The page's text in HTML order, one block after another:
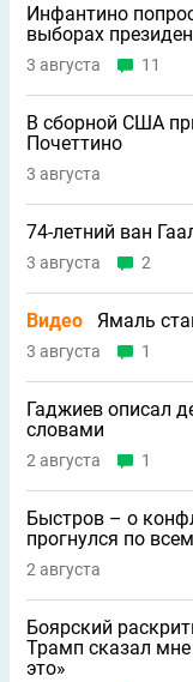
Инфантино
выборах
3 августа 11
В сборной США
Почеттино
3 августа
74-летний ван
3 августа 2
Видео Ямаль
3 августа 1
Гаджиев описал
словами
2 августа 1
Быстров – о
прогнулся по
2 августа
Боярский
Трамп сказал мне
это»